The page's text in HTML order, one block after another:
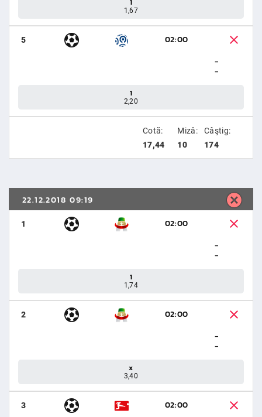
1
1,67
5
02:00
-
-
1
2,20
Cotă:
17,44
Miză:
10
Câştig:
174
22.12.2018 09:19
1
02:00
-
-
1
1,74
2
02:00
-
-
x
3,40
3
02:00